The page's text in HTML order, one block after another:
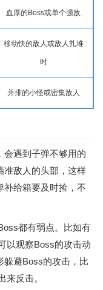
血厚的Boss或单个强敌
移动快的敌人或敌人扎堆
时
并排的小怪或密集敌人
会遇到子弹不够用的
准敌人的头部，这样
补给箱要及时捡，不
都有弱点。比如有
以观察Boss的攻击动
躲避Boss的攻击，比
来反击。